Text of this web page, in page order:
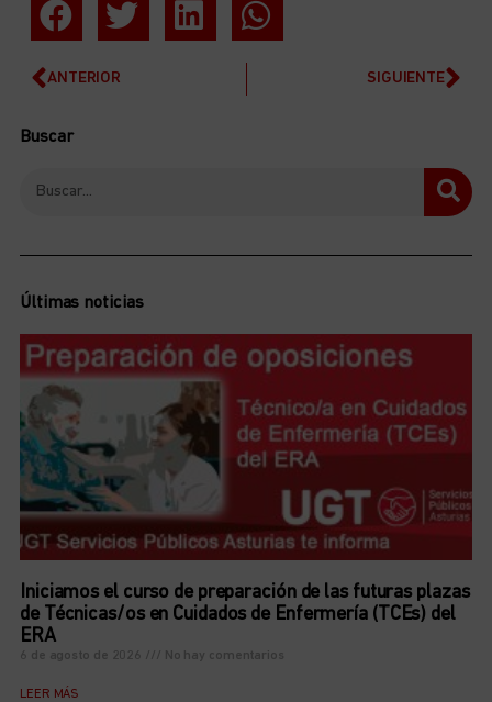
ANTERIOR SIGUIENTE
Buscar
Últimas noticias
Iniciamos el curso de preparación de las futuras plazas
de Técnicas/os en Cuidados de Enfermería (TCEs) del
ERA
6 de agosto de 2026 No hay comentarios
LEER MÁS